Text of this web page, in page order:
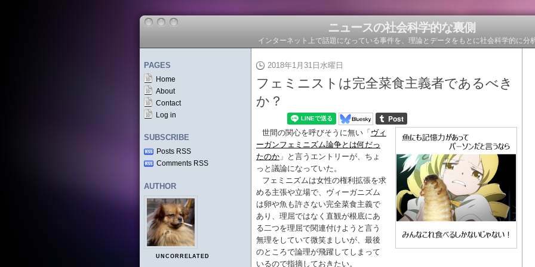
ニュースの社会科学的な裏側
インターネット上で話題になっている事件を、理論とデータをもとに社会科学的に分
PAGES
Home
About
Contact
Log in
SUBSCRIBE
Posts RSS
Comments RSS
AUTHOR
UNCORRELATED
2018年1月31日水曜日
フェミニストは完全菜食主義者であるべき
か？
世間の関心を呼びそうに無い「 ヴィ
ーガンフェミニズム論争とは何だっ
たのか 」と言うエントリーが、ちょ
っと議論になっていた。
フェミニズムは女性の権利拡張を求
める主張や立場で、ヴィーガニズム
は卵や魚も許さない完全菜食主義で
あり、理屈ではなく直観が根底にあ
る二つを理屈で関連付けようと言う
無理をしていて微笑ましいが、最後
のところで論理が飛躍してしまって
いるので指摘しておきたい。